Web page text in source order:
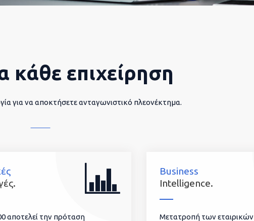
κάθε επιχείρηση
για να αποκτήσετε ανταγωνιστικό πλεονέκτημα.
αποτελεί την πρόταση
Business
Intelligence.
Μετατροπή των εταιρικών